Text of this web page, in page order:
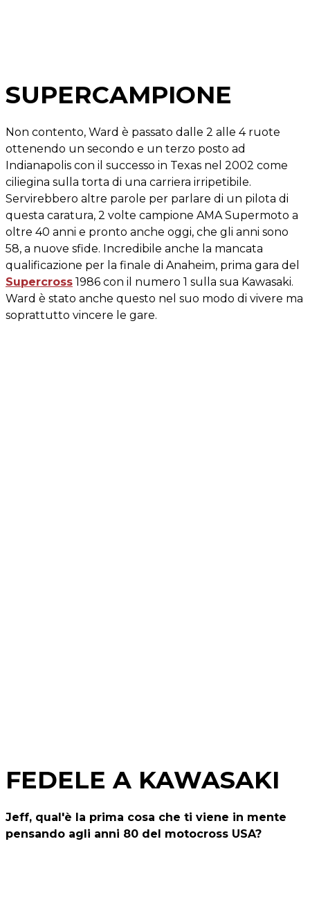
SUPERCAMPIONE
Non contento, Ward è passato dalle 2 alle 4 ruote
ottenendo un secondo e un terzo posto ad
Indianapolis con il successo in Texas nel 2002 come
ciliegina sulla torta di una carriera irripetibile.
Servirebbero altre parole per parlare di un pilota di
questa caratura, 2 volte campione AMA Supermoto a
oltre 40 anni e pronto anche oggi, che gli anni sono
58, a nuove sfide. Incredibile anche la mancata
qualificazione per la finale di Anaheim, prima gara del
Supercross 1986 con il numero 1 sulla sua Kawasaki.
Ward è stato anche questo nel suo modo di vivere ma
soprattutto vincere le gare.
FEDELE A KAWASAKI
Jeff, qual'è la prima cosa che ti viene in mente
pensando agli anni 80 del motocross USA?